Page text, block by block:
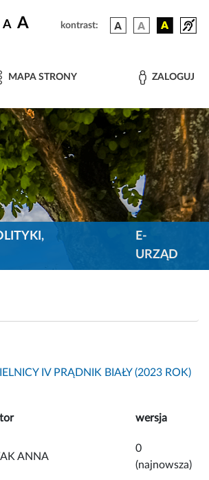
A A kontrast:
MAPA STRONY ZALOGUJ
E-
URZĄD
IV PRĄDNIK BIAŁY (2023 ROK)
wersja
ANNA
0
(najnowsza)